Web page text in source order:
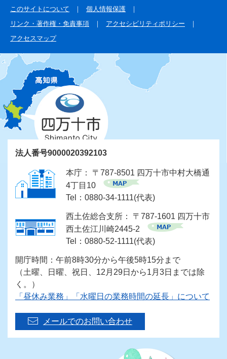
このサイトについて
個人情報保護
リンク・著作権・免責事項
アクセシビリティポリシー
アクセスマップ
法人番号9000020392103
本庁： 〒787-8501 四万十市中村大橋通
4丁目10
Tel：0880-34-1111(代表)
西土佐総合支所： 〒787-1601 四万十市
西土佐江川崎2445-2
Tel：0880-52-1111(代表)
開庁時間：午前8時30分から午後5時15分まで
（土曜、日曜、祝日、12月29日から1月3日までは除
く。）
「昼休み業務」「水曜日の業務時間の延長」について
メールでのお問い合わせ